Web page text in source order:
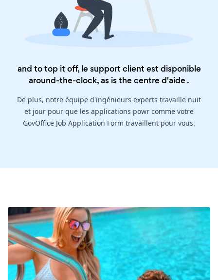
and to top it off, le support client est disponible
around-the-clock, as is thecentre d'aide.
De plus, notre équipe d'ingénieurs experts travaille nuit
et jour pour que les applications powr comme votre
GovOffice Job Application Form travaillent pour vous.